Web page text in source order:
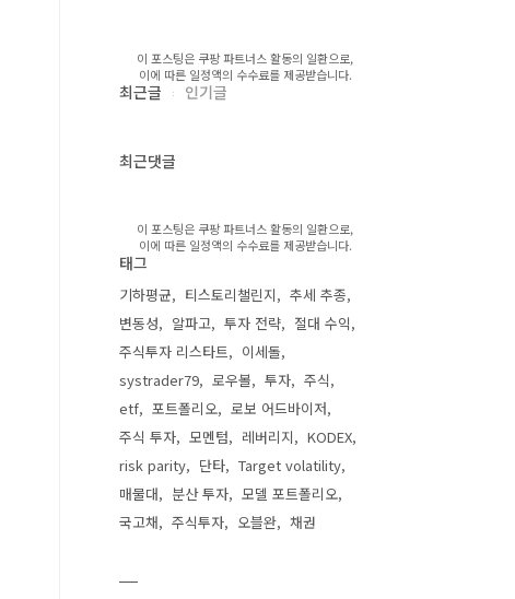
이 포스팅은 쿠팡 파트너스 활동의 일환으로,
이에 따른 일정액의 수수료를 제공받습니다.
최근글 인기글
최근댓글
이 포스팅은 쿠팡 파트너스 활동의 일환으로,
이에 따른 일정액의 수수료를 제공받습니다.
태그
기하평균 티스토리챌린지
추세 추종
변동성
알파고 투자 전략
절대 수익
주식투자 리스타트
이세돌
systrader79
로우볼 투자
주식
etf
포트폴리오
로보 어드바이저
주식 투자
모멘텀 레버리지
KODEX
risk parity
단타
Target volatility
매물대
분산 투자
모델 포트폴리오
국고채
주식투자 오블완 채권